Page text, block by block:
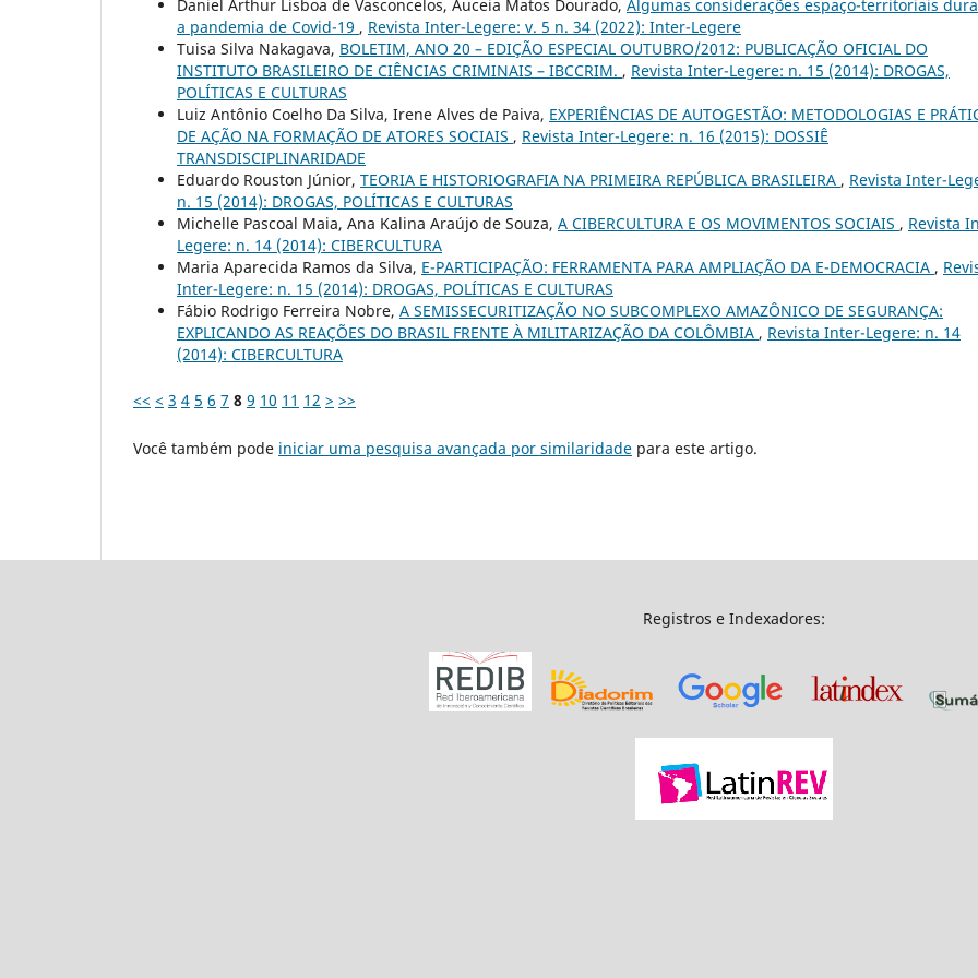
Daniel Arthur Lisboa de Vasconcelos, Auceia Matos Dourado, Algumas considerações espaço-territoriais
a pandemia de Covid-19 , Revista Inter-Legere: v. 5 n. 34 (2022): Inter-Legere
Tuisa Silva Nakagava, BOLETIM, ANO 20 – EDIÇÃO ESPECIAL OUTUBRO/2012: PUBLICAÇÃO OFICIAL DO
INSTITUTO BRASILEIRO DE CIÊNCIAS CRIMINAIS – IBCCRIM. , Revista Inter-Legere: n. 15 (2014): DROGAS,
POLÍTICAS E CULTURAS
Luiz Antônio Coelho Da Silva, Irene Alves de Paiva, EXPERIÊNCIAS DE AUTOGESTÃO: METODOLOGIAS E
DE AÇÃO NA FORMAÇÃO DE ATORES SOCIAIS , Revista Inter-Legere: n. 16 (2015): DOSSIÊ
TRANSDISCIPLINARIDADE
Eduardo Rouston Júnior, TEORIA E HISTORIOGRAFIA NA PRIMEIRA REPÚBLICA BRASILEIRA , Revista Inter-
n. 15 (2014): DROGAS, POLÍTICAS E CULTURAS
Michelle Pascoal Maia, Ana Kalina Araújo de Souza, A CIBERCULTURA E OS MOVIMENTOS SOCIAIS , Revista
Legere: n. 14 (2014): CIBERCULTURA
Maria Aparecida Ramos da Silva, E-PARTICIPAÇÃO: FERRAMENTA PARA AMPLIAÇÃO DA E-DEMOCRACIA ,
Inter-Legere: n. 15 (2014): DROGAS, POLÍTICAS E CULTURAS
Fábio Rodrigo Ferreira Nobre, A SEMISSECURITIZAÇÃO NO SUBCOMPLEXO AMAZÔNICO DE SEGURANÇA:
EXPLICANDO AS REAÇÕES DO BRASIL FRENTE À MILITARIZAÇÃO DA COLÔMBIA , Revista Inter-Legere: n. 14
(2014): CIBERCULTURA
<< < 3 4 5 6 7 8 9 10 11 12 > >>
Você também pode iniciar uma pesquisa avançada por similaridade para este artigo.
Registros e Indexadores: